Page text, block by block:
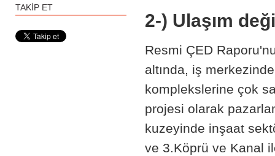
2-) Ulaşım
Resmi ÇED
altında, iş
komplekslerine çok
projesi olarak
kuzeyinde inşaat
ve 3.Köprü ve Kanal
TAKİP ET